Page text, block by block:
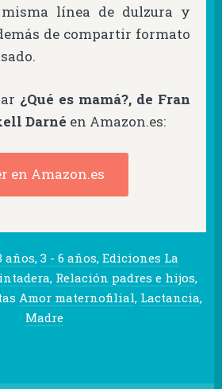
línea de dulzura y
de compartir formato
¿Qué es mamá?, de Fran
Darné en Amazon.es:
en Amazon.es
años, 3 - 6 años, Ediciones La
, Relación padres e hijos,
Amor maternofilial, Lactancia,
Madre